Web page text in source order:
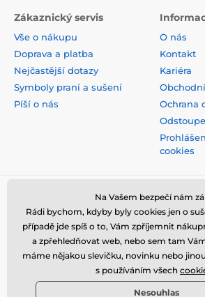
Zákaznický servis
Vše o nákupu
Doprava a platba
Nejčastější dotazy
Symboly praní a sušení
Píší o nás
O nás
Kontakt
Kariéra
Ochrana
cookies
Bezpečná platba
Na Vašem bezpečí nám
Rádi bychom, kdyby byly cookies jen o
případě jde spíš o to, Vám zpříjemnit
a zpřehledňovat web, nebo sem tam
máme nějakou slevičku, novinku nebo
s používáním všech
Nesouhlas